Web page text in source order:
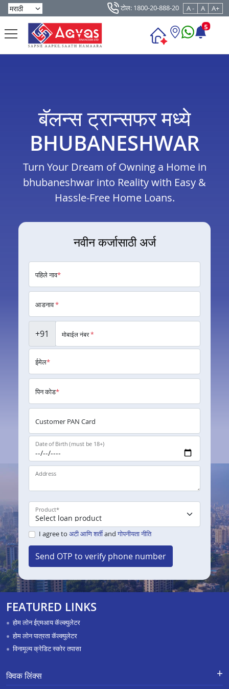
टोल: 1800-20-888-20 A - A A+
5
बॅलन्स ट्रान्सफर मध्ये
BHUBANESHWAR
Turn Your Dream of Owning a Home in
bhubaneshwar into Reality with Easy &
Hassle-Free Home Loans.
नवीन कर्जासाठी अर्ज
पहिले नाव*
आडनाव*
+91 मोबाईल नंबर*
ईमेल*
पिन कोड*
Customer PAN Card
Date of Birth (must be 18+)
Address
Product*
I agree to अटी आणि शर्तीand गोपनीयता नीति
Send OTP to verify phone number
FEATURED LINKS
होम लोन ईएमआय कॅल्क्युलेटर
होम लोन पात्रता कॅल्क्युलेटर
विनामूल्य क्रेडिट स्कोर तपासा
क्विक लिंक्स